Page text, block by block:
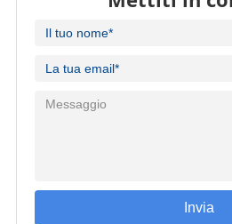
Invia